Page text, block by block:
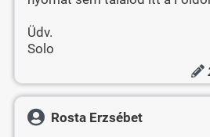
Üdv.
Solo
Rosta Erzsébet